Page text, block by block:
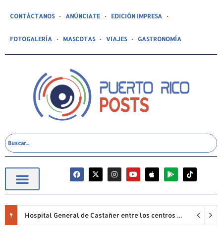
CONTÁCTANOS ANÚNCIATE EDICIÓN IMPRESA
FOTOGALERÍA MASCOTAS VIAJES GASTRONOMÍA
Hospital General de Castañer entre los centros de salud comunitarios con mejor desempeño clínico de Estados Unidos